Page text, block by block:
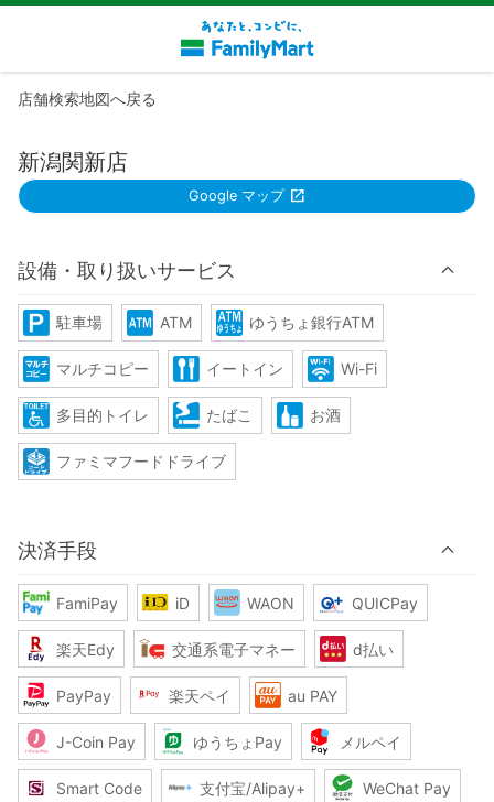
店舗検索地図へ戻る
新潟関新店
Google マップ
設備・取り扱いサービス
駐車場 ATM ゆうちょ銀行ATM
マルチコピー イートイン Wi-Fi
多目的トイレ たばこ お酒
ファミマフードドライブ
決済手段
FamiPay iD WAON QUICPay
楽天Edy 交通系電子マネー d払い
PayPay 楽天ペイ au PAY
J-Coin Pay ゆうちょPay メルペイ
Smart Code 支付宝/Alipay+ WeChat Pay